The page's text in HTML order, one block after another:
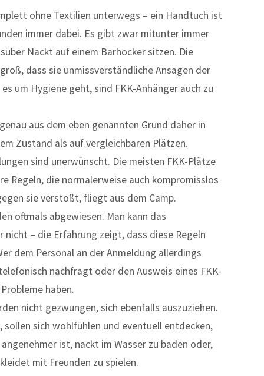
ohne Textilien unterwegs – ein Handtuch ist
immer dabei. Es gibt zwar mitunter immer
Nackt auf einem Barhocker sitzen. Die
dass sie unmissverständliche Ansagen der
um Hygiene geht, sind FKK-Anhänger auch zu
aus dem eben genannten Grund daher in
Zustand als auf vergleichbaren Plätzen.
sind unerwünscht. Die meisten FKK-Plätze
Regeln, die normalerweise auch kompromisslos
sie verstößt, fliegt aus dem Camp.
oftmals abgewiesen. Man kann das
– die Erfahrung zeigt, dass diese Regeln
dem Personal an der Anmeldung allerdings
nachfragt oder den Ausweis eines FKK-
haben.
nicht gezwungen, sich ebenfalls auszuziehen.
sollen sich wohlfühlen und eventuell entdecken,
ist, nackt im Wasser zu baden oder,
mit Freunden zu spielen.